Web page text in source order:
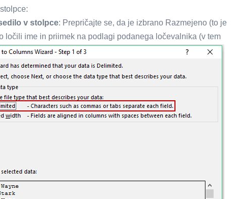
v stolpce: Prepričajte se, da je izbrano Razmejeno (to je
ločili ime in priimek na podlagi podanega ločevalnika (v tem